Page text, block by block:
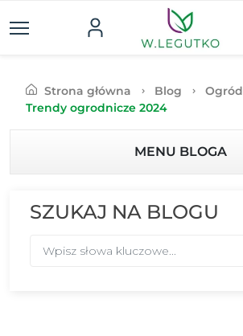
Strona główna Blog
Ogród
Trendy ogrodnicze 2024
MENU BLOGA
SZUKAJ NA BLOGU